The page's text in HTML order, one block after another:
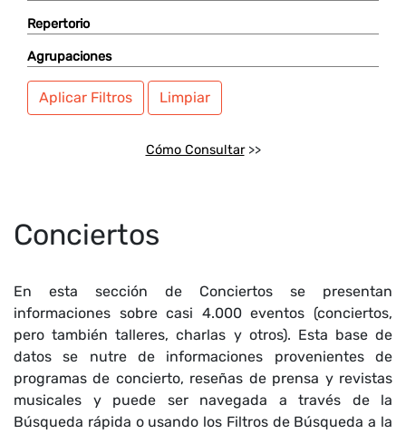
Repertorio
Agrupaciones
Aplicar Filtros Limpiar
Cómo Consultar>>
Conciertos
En esta sección de Conciertos se presentan
informaciones sobre casi 4.000 eventos (conciertos,
pero también talleres, charlas y otros). Esta base de
datos se nutre de informaciones provenientes de
programas de concierto, reseñas de prensa y revistas
musicales y puede ser navegada a través de la
Búsqueda rápida o usando los Filtros de Búsqueda a la